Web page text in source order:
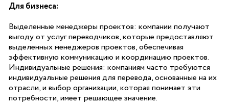
Для бизнеса:
Выделенные менеджеры проектов: компании получают
выгоду от услуг переводчиков, которые предоставляют
выделенных менеджеров проектов, обеспечивая
эффективную коммуникацию и координацию проектов.
Индивидуальные решения: компаниям часто требуются
индивидуальные решения для перевода, основанные на их
отрасли, и выбор организации, которая понимает эти
потребности, имеет решающее значение.